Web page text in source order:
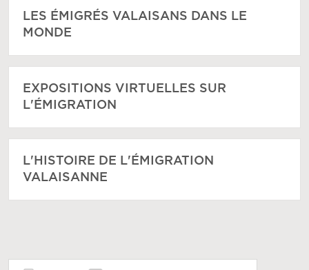
LES ÉMIGRÉS VALAISANS DANS LE
MONDE
EXPOSITIONS VIRTUELLES SUR
L'ÉMIGRATION
L'HISTOIRE DE L'ÉMIGRATION
VALAISANNE